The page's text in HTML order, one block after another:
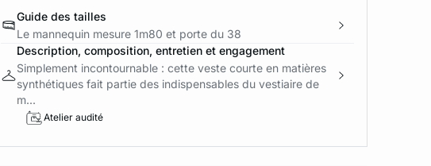
Guide des tailles
Le mannequin mesure 1m80 et porte du 38
Description, composition, entretien et engagement
Simplement incontournable : cette veste courte en matières
synthétiques fait partie des indispensables du vestiaire de
m...
Atelier audité